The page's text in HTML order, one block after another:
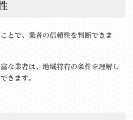
とで、業者の信頼性を判断できま
な業者は、地域特有の条件を理解し
きます。